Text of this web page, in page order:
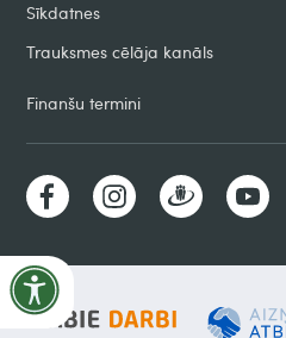
Sīkdatnes
Trauksmes cēlāja kanāls
Finanšu termini